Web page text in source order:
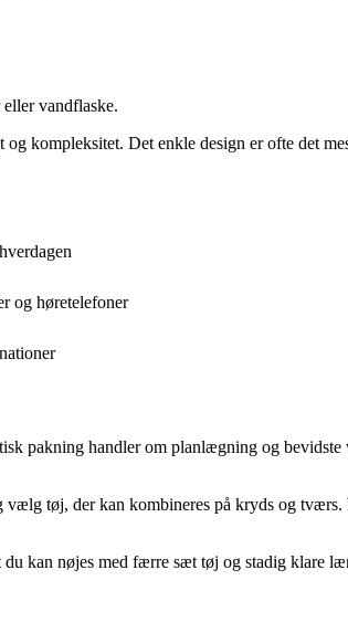
vandflaske.
kompleksitet. Det enkle design er ofte det
og høretelefoner
pakning handler om planlægning og
vælg tøj, der kan kombineres på kryds og
du kan nøjes med færre sæt tøj og stadig klare